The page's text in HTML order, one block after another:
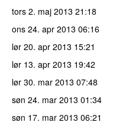
tors 2. maj 2013 21:18
ons 24. apr 2013 06:16
lør 20. apr 2013 15:21
lør 13. apr 2013 19:42
lør 30. mar 2013 07:48
søn 24. mar 2013 01:34
søn 17. mar 2013 06:21